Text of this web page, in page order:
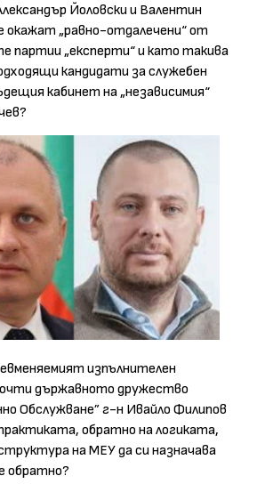
Йоловски и Валентин
окажат „равно-отдалечени“ от
партии „експерти“ и като такива
кандидати за служебен
кабинет на „независимия“
изпълнителен
държавното дружество
Обслужване” г-н Ивайло Филипов
обратно на логиката,
на МЕУ да си назначава
обратно?